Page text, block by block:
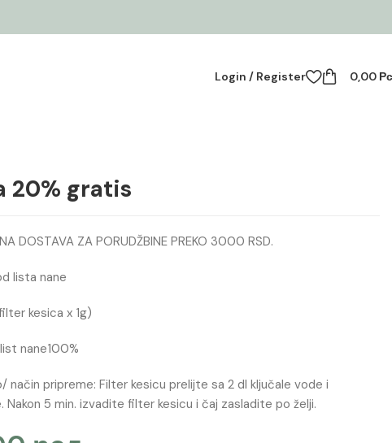
Login / Register 0,00
20% gratis
DOSTAVA ZA PORUDŽBINE PREKO 3000 RSD.
lista nane
kesica x 1g)
nane100%
način pripreme: Filter kesicu prelijte sa 2 dl ključale vode i
Nakon 5 min. izvadite filter kesicu i čaj zasladite po želji.